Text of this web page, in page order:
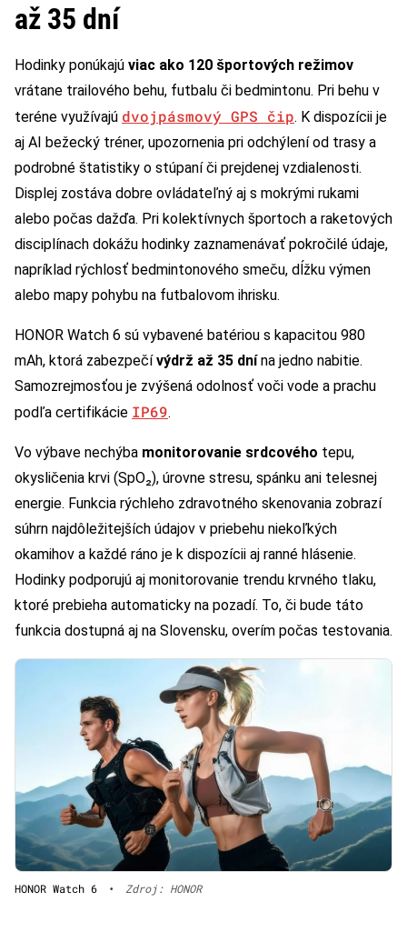
až 35 dní
Hodinky ponúkajú viac ako 120 športových režimov
vrátane trailového behu, futbalu či bedmintonu. Pri behu v
teréne využívajú dvojpásmový GPS čip. K dispozícii je
aj AI bežecký tréner, upozornenia pri odchýlení od trasy a
podrobné štatistiky o stúpaní či prejdenej vzdialenosti.
Displej zostáva dobre ovládateľný aj s mokrými rukami
alebo počas dažďa. Pri kolektívnych športoch a raketových
disciplínach dokážu hodinky zaznamenávať pokročilé údaje,
napríklad rýchlosť bedmintonového smeču, dĺžku výmen
alebo mapy pohybu na futbalovom ihrisku.
HONOR Watch 6 sú vybavené batériou s kapacitou 980
mAh, ktorá zabezpečívýdrž až 35 dnína jedno nabitie.
Samozrejmosťou je zvýšená odolnosť voči vode a prachu
podľa certifikácie IP69.
Vo výbave nechýba monitorovanie srdcového tepu,
okysličenia krvi (SpO₂), úrovne stresu, spánku ani telesnej
energie. Funkcia rýchleho zdravotného skenovania zobrazí
súhrn najdôležitejších údajov v priebehu niekoľkých
okamihov a každé ráno je k dispozícii aj ranné hlásenie.
Hodinky podporujú aj monitorovanie trendu krvného tlaku,
ktoré prebieha automaticky na pozadí. To, či bude táto
funkcia dostupná aj na Slovensku, overím počas testovania.
HONOR Watch 6 • Zdroj: HONOR